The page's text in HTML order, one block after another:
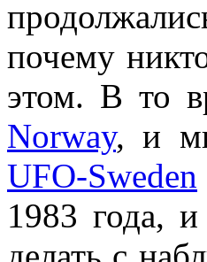
почему
этом. В то
Norway, и
UFO-Sweden
1983 года,